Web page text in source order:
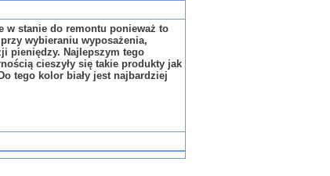
w stanie do remontu ponieważ to
wybieraniu wyposażenia,
pieniędzy. Najlepszym tego
cieszyły się takie produkty jak
tego kolor biały jest najbardziej